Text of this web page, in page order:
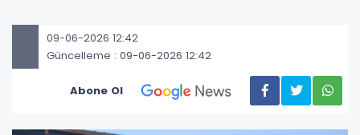
09-06-2026 12:42
Güncelleme : 09-06-2026 12:42
Abone Ol